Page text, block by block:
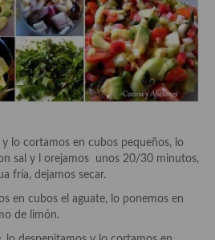
sándwich, emparedados, tostas y
cortamos en cubos pequeños, lo
sal y l orejamos unos 20/30 minutos,
fría, dejamos secar.
cubos el aguate, lo ponemos en
de limón.